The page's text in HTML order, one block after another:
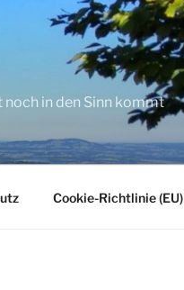
in den Sinn kommt
Cookie-Richtlinie (EU)